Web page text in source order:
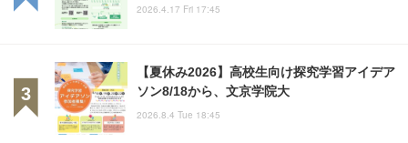
2026.4.17 Fri 17:45
【夏休み2026】高校生向け探究学習アイデア
ソン8/18から、文京学院大
2026.8.4 Tue 18:45